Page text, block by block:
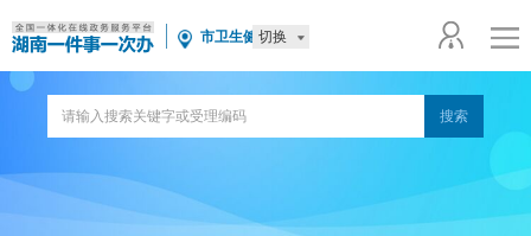
市卫生健康局
切换